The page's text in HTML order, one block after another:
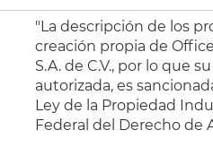
"La descripción de los
creación propia de
S.A. de C.V., por lo que
autorizada, es
Ley de la Propiedad
Federal del Derecho de